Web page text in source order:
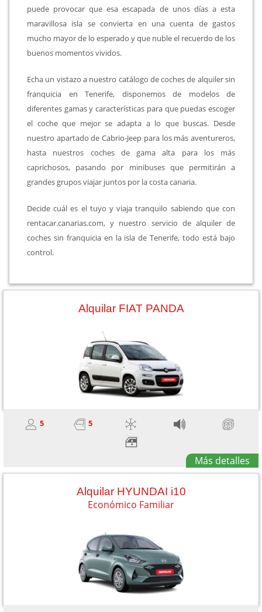
puede provocar que esa escapada de unos días a esta
maravillosa isla se convierta en una cuenta de gastos
mucho mayor de lo esperado y que nuble el recuerdo de los
buenos momentos vividos.
Echa un vistazo a nuestro catálogo de coches de alquiler sin
franquicia en Tenerife, disponemos de modelos de
diferentes gamas y características para que puedas escoger
el coche que mejor se adapta a lo que buscas. Desde
nuestro apartado de Cabrio-Jeep para los más aventureros,
hasta nuestros coches de gama alta para los más
caprichosos, pasando por minibuses que permitirán a
grandes grupos viajar juntos por la costa canaria.
Decide cuál es el tuyo y viaja tranquilo sabiendo que con
rentacar.canarias.com, y nuestro servicio de alquiler de
coches sin franquicia en la isla de Tenerife, todo está bajo
control.
Alquilar FIAT PANDA
5 5
Más detalles
Alquilar HYUNDAI i10
Económico Familiar